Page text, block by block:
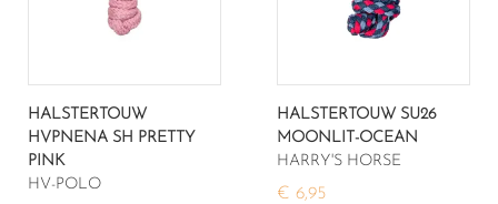
HALSTERTOUW
HVPNENA SH PRETTY
PINK
HV-POLO
HALSTERTOUW SU26
MOONLIT-OCEAN
HARRY'S HORSE
€ 6,95